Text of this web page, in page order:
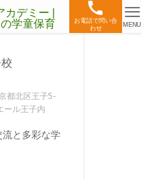
お電話で問い合
わせ
MENU
都北区王子5-
ール王子内
と多彩な学